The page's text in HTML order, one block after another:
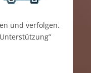
und verfolgen.